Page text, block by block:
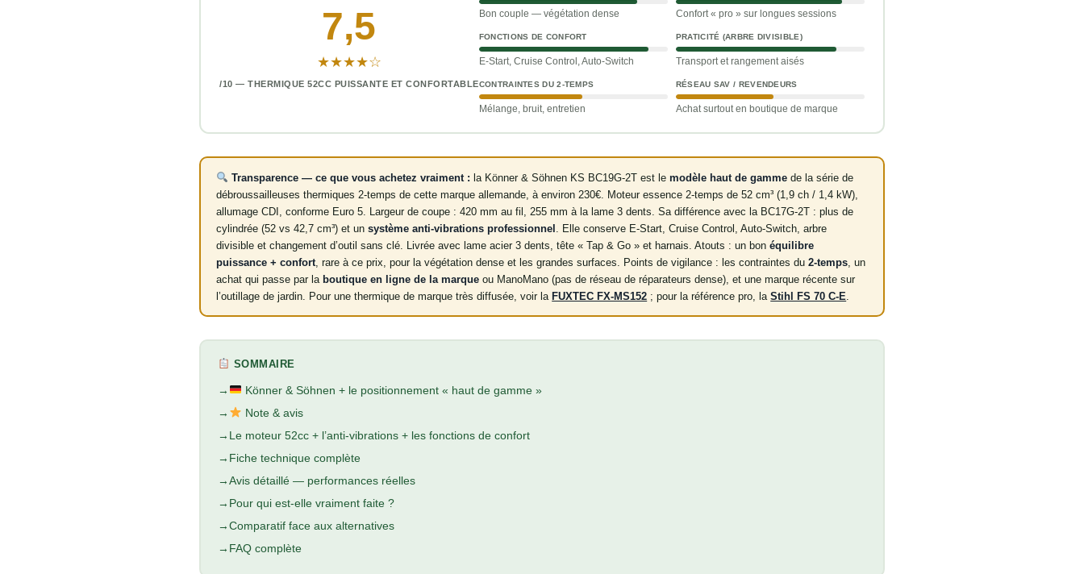
7,5
★★★★☆
/10 — THERMIQUE 52CC PUISSANTE ET CONFORTABLE
Bon couple — végétation dense Confort « pro » sur longues sessions
FONCTIONS DE CONFORT
E-Start, Cruise Control, Auto-Switch
PRATICITÉ (ARBRE DIVISIBLE)
Transport et rangement aisés
CONTRAINTES DU 2-TEMPS
Mélange, bruit, entretien
RÉSEAU SAV / REVENDEURS
Achat surtout en boutique de marque
Transparence — ce que vous achetez vraiment : la Könner & Söhnen KS BC19G-2T est lemodèle haut de gamme de la série de
débroussailleuses thermiques 2-temps de cette marque allemande, à environ 230€. Moteur essence 2-temps de 52 cm³ (1,9 ch / 1,4 kW),
allumage CDI, conforme Euro 5. Largeur de coupe : 420 mm au fil, 255 mm à la lame 3 dents. Sa différence avec la BC17G-2T : plus de
cylindrée (52 vs 42,7 cm³) et unsystème anti-vibrations professionnel
. Elle conserve E-Start, Cruise Control, Auto-Switch, arbre
divisible et changement d’outil sans clé. Livrée avec lame acier 3 dents, tête « Tap & Go » et harnais. Atouts : un bonéquilibre
puissance + confort , rare à ce prix, pour la végétation dense et les grandes surfaces. Points de vigilance : les contraintes du2-temps , un
achat qui passe par la boutique en ligne de la marque ou ManoMano (pas de réseau de réparateurs dense), et une marque récente sur
l’outillage de jardin. Pour une thermique de marque très diffusée, voir la FUXTEC FX-MS152 ; pour la référence pro, laStihl FS 70 C-E
SOMMAIRE
Könner & Söhnen + le positionnement « haut de gamme »
Note & avis
Le moteur 52cc + l’anti-vibrations + les fonctions de confort
Fiche technique complète
Avis détaillé — performances réelles
Pour qui est-elle vraiment faite ?
Comparatif face aux alternatives
FAQ complète